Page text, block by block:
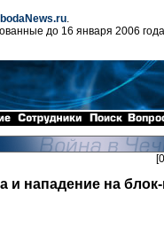
.
до 16 января 2006
и нападение на